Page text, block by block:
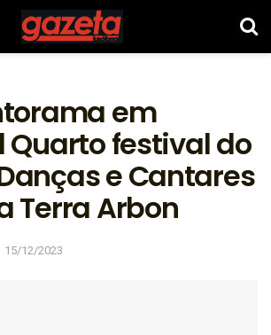
em
Quarto festival do
e Cantares
Terra Arbon
15/12/2023